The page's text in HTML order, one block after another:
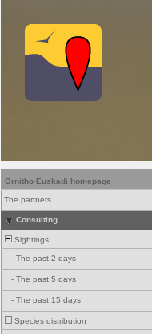
Ornitho Euskadi homepage
The partners
Consulting
Sightings
- The past 2 days
- The past 5 days
- The past 15 days
Species distribution